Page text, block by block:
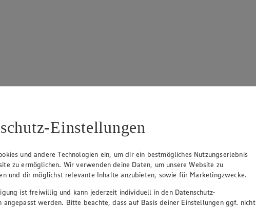
Einstellungen
und andere Technologien ein, um dir ein bestmögliches Nutzungserlebnis
zu ermöglichen. Wir verwenden deine Daten, um unsere Website zu
und dir möglichst relevante Inhalte anzubieten, sowie für Marketingzwecke.
ist freiwillig und kann jederzeit individuell in den Datenschutz-
angepasst werden. Bitte beachte, dass auf Basis deiner Einstellungen ggf. nicht